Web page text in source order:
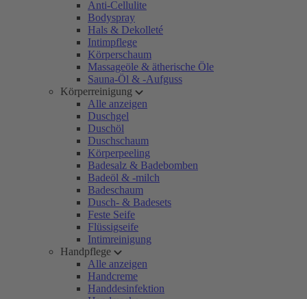
Anti-Cellulite
Bodyspray
Hals & Dekolleté
Intimpflege
Körperschaum
Massageöle & ätherische Öle
Sauna-Öl & -Aufguss
Körperreinigung
Alle anzeigen
Duschgel
Duschöl
Duschschaum
Körperpeeling
Badesalz & Badebomben
Badeöl & -milch
Badeschaum
Dusch- & Badesets
Feste Seife
Flüssigseife
Intimreinigung
Handpflege
Alle anzeigen
Handcreme
Handdesinfektion